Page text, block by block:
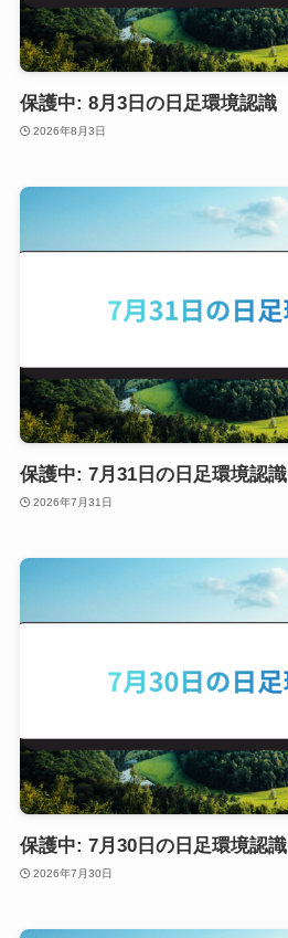
保護中: 8月3日の日足環境認識
2026年8月3日
保護中: 7月31日の日足環境認識
2026年7月31日
保護中: 7月30日の日足環境認識
2026年7月30日